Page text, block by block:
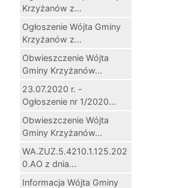
Krzyżanów z...
Ogłoszenie Wójta Gminy
Krzyżanów z...
Obwieszczenie Wójta
Gminy Krzyżanów...
23.07.2020 r. -
Ogłoszenie nr 1/2020...
Obwieszczenie Wójta
Gminy Krzyżanów...
WA.ZUZ.5.4210.1.125.202
0.AO z dnia...
Informacja Wójta Gminy